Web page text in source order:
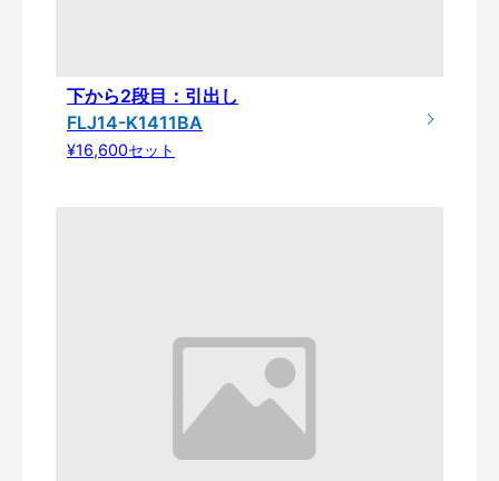
下から2段目：引出し
FLJ14-K1411BA
¥16,600セット